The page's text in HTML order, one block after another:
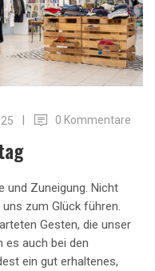
| 0 Kommentare
und Zuneigung. Nicht
zum Glück führen.
Gesten, die unser
es auch bei den
ein gut erhaltenes,